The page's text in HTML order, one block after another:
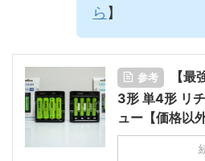
ら 】
参考
【
3形 単4形 リ
ュー【価格以